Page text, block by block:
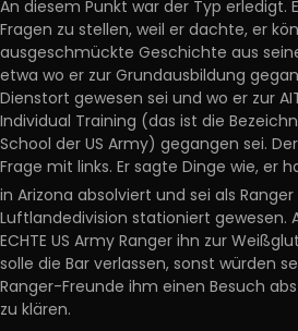
An diesem Punkt war der Typ
Fragen zu stellen, weil er dachte, er
ausgeschmückte Geschichte aus
etwa wo er zur Grundausbildung
Dienstort gewesen sei und wo er zur
Individual Training (das ist die
School der US Army) gegangen sei.
Frage mit links. Er sagte Dinge wie, er
in Arizona absolviert und sei als
Luftlandedivision stationiert gewesen.
ECHTE US Army Ranger ihn zur
solle die Bar verlassen, sonst würden
Ranger-Freunde ihm einen Besuch
zu klären.